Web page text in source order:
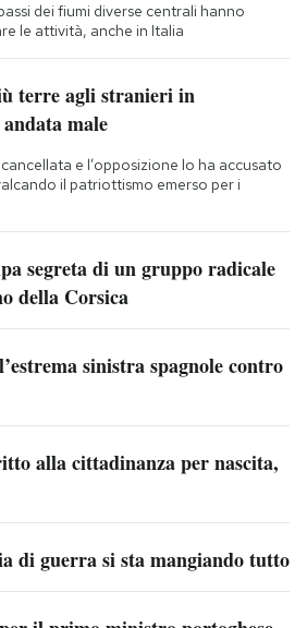
dei fiumi diverse centrali hanno
le attività, anche in Italia
terre agli stranieri in
male
e l’opposizione lo ha accusato
il patriottismo emerso per i
segreta di un gruppo radicale
della Corsica
sinistra spagnole contro
alla cittadinanza per nascita,
di guerra si sta mangiando tutto